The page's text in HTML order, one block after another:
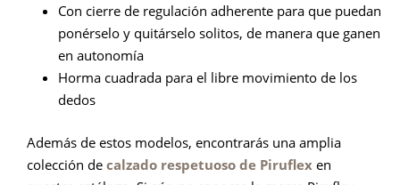
Con cierre de regulación adherente para que puedan
ponérselo y quitárselo solitos, de manera que ganen
en autonomía
Horma cuadrada para el libre movimiento de los
dedos
Además de estos modelos, encontrarás una amplia
colección de calzado respetuoso de Piruflex en